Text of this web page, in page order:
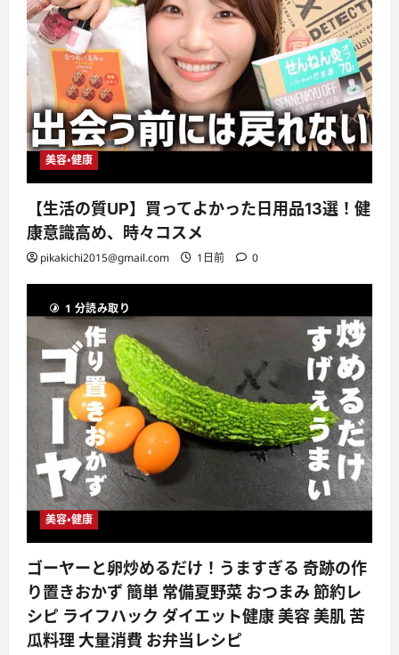
美容・健康
【生活の質UP】買ってよかった日用品13選！健
康意識高め、時々コスメ
pikakichi2015@gmail.com 1日前 0
1 分読み取り
美容・健康
ゴーヤーと卵炒めるだけ！うますぎる 奇跡の作
り置きおかず 簡単 常備夏野菜 おつまみ 節約レ
シピ ライフハック ダイエット健康 美容 美肌 苦
瓜料理 大量消費 お弁当レシピ